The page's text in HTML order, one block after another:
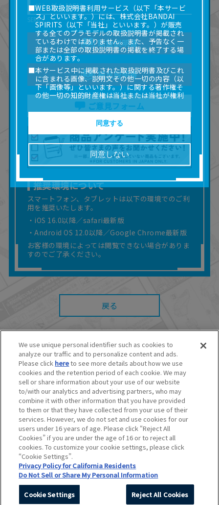
ガンダムMSV
取扱説明書
補足説明書
ご意見フォーム
推奨環境について
スマートフォン、タブレットは以下の環境でのご利
用を推奨いたします。
・iOS 16.0以降／safari最新版
・Android OS 12.0以降／Google Chrome最新版
お客様の環境によっては閲覧できない場合がありま
すのでご了承ください。
戻る
© BANDAI SPIRITS CO.,LTD. ALL RIGHTS RESERVED.
©創通・サンライズ ©創通・サンライズ・MBS
©SOTSU・SUNRISE ©SOTSU・SUNRISE・MBS
©Nintendo・Creatures・GAME FREAK・TV Tokyo・ShoPro・JR Kikaku
©Pokémon
©Pokémon. ©Nintendo/Creatures Inc./GAME FREAK inc.
このホームページに掲載されている全ての画像、文章、データなどの無断
転用、転載をお断りします。
Unauthorized use or reproduction of materials contained in this page
is strictly prohibited.
Do Not Sell or Share My Personal Information
We use unique personal identifier such as cookies to
analyze our traffic and to personalize content and ads.
Please click hereto see more details about how we use
cookies and the retention period of each cookie. We may
sell or share information about your use of our website
to/with our analytics and advertising partners, who may
combine it with other information that you have provided
to them or that they have collected from your use of their
services. However, we do not set and use cookies for our
users under 16 years of age. Please click “Reject All
Cookies” if you are under the age of 16 or to reject all
cookies. To customize your cookie settings, please click
“Cookie Settings”.
Privacy Policy for California Residents
Do Not Sell or Share My Personal Information
Cookie Settings Reject All Cookies
■WEB取扱説明書利用サービス（以下「本サービ
ス」といいます。）には、株式会社BANDAI
SPIRITS（以下「当社」といいます。）が販売
する全てのプラモデルの取扱説明書が掲載され
ているわけではありません。また、予告なく一
部または全部の取扱説明書の掲載を終了する場
合があります。
■本サービス中に掲載された取扱説明書及びこれ
に含まれる画像、説明文その他一切の内容（以
下「画像等」といいます。）に関する著作権そ
の他一切の知的財産権は当社または当社が権利
の許諾を受ける第三者に帰属します。
■取扱説明書及び画像等の一部または全部を私的
使用（本サービス内の意見投稿の目的での画像
等の利用を含みます。）を超えて使用（複製、
複写、改変、掲示、頒布、配信、販売、出版等
を含むがこれに限りません。）することは禁止
いたします。
■掲載している取扱説明書は、お客様が購入され
た商品に同梱されたものと異なる場合がありま
す。
■対象商品仕様の変更などにより、取扱説明書の
内容は予告なく変更される場合があります。
■当社は、取扱説明書の正確性確保に努めており
ますが、取扱説明書の完全性を保証するもので
はありません。
■お客様のご利用環境によっては、本サービスを
ご利用いただけない場合があります。
■本サービスを利用したこと、または利用できな
かったことにより利用者に何らかの損害が生じ
また、本サイトを利用したことによって、利用
ューターウィルスに起因する障害を含みま
す。）等が生じたとしても、当社は何らの責任
更または停止することがあります。また当社
は、本サービスの提供を終了することがありま
す。
■本サービスのご利用にあたり、ウェブサイトご
利用条件およびその他別途当社が定める規約が
ある場合、これらに従ってご利用ください。
同意しない
同意する